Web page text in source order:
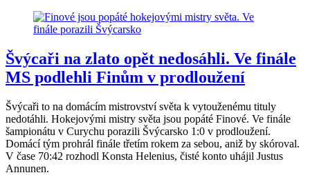
Švýcaři na zlato opět nedosáhli. Ve finále
MS podlehli Finům v prodloužení
Švýcaři to na domácím mistrovství světa k vytouženému tituly
nedotáhli. Hokejovými mistry světa jsou popáté Finové. Ve finále
šampionátu v Curychu porazili Švýcarsko 1:0 v prodloužení.
Domácí tým prohrál finále třetím rokem za sebou, aniž by skóroval.
V čase 70:42 rozhodl Konsta Helenius, čisté konto uhájil Justus
Annunen.